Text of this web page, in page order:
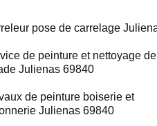
pose de carrelage
de peinture et nettoyage de
Julienas 69840
de peinture boiserie et
Julienas 69840